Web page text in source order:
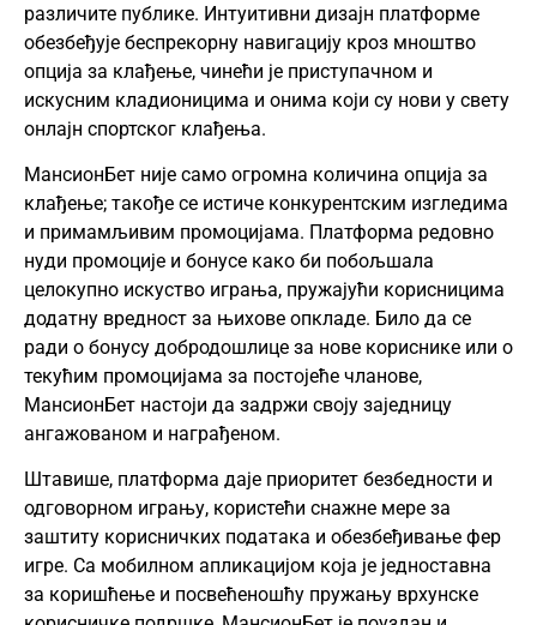
различите публике. Интуитивни дизајн платформе
обезбеђује беспрекорну навигацију кроз мноштво
опција за клађење, чинећи је приступачном и
искусним кладионицима и онима који су нови у свету
онлајн спортског клађења.
МансионБет није само огромна количина опција за
клађење; такође се истиче конкурентским изгледима
и примамљивим промоцијама. Платформа редовно
нуди промоције и бонусе како би побољшала
целокупно искуство играња, пружајући корисницима
додатну вредност за њихове опкладе. Било да се
ради о бонусу добродошлице за нове кориснике или о
текућим промоцијама за постојеће чланове,
МансионБет настоји да задржи своју заједницу
ангажованом и награђеном.
Штавише, платформа даје приоритет безбедности и
одговорном игрању, користећи снажне мере за
заштиту корисничких података и обезбеђивање фер
игре. Са мобилном апликацијом која је једноставна
за коришћење и посвећеношћу пружању врхунске